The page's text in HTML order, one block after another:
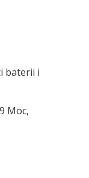
baterii i
Moc,